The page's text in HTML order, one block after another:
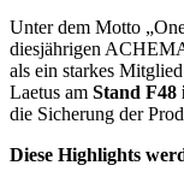
Unter dem Motto
diesjährigen
als ein starkes
Laetus am Stand F48
die Sicherung der
Diese Highlights